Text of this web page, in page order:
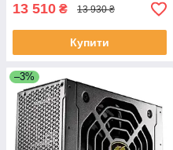
13 510 ₴ 13 930 ₴
Купити
–3%